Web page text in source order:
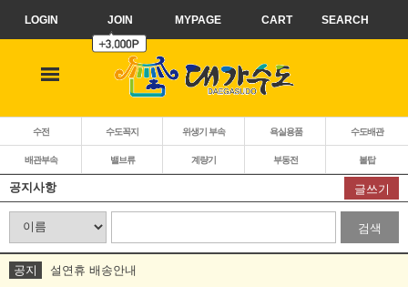
LOGIN JOIN MYPAGE CART SEARCH
수전 수도꼭지 위생기 부속 욕실용품 수도배관
배관부속 밸브류 계량기 부동전 볼탑
공지사항 글쓰기
검색
공지 설연휴 배송안내